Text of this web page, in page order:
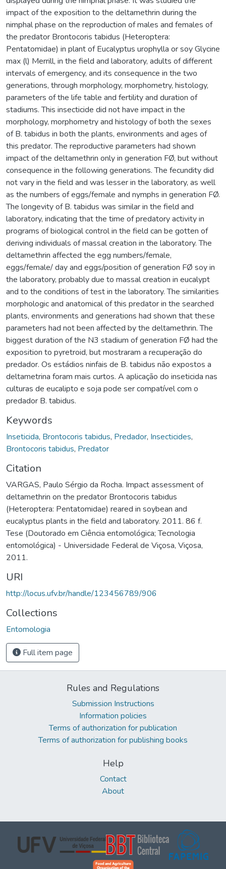
impact of the exposition to the deltamethrin during the
nimphal phase on the reproduction of males and females of
the predator Brontocoris tabidus (Heteroptera:
Pentatomidae) in plant of Eucalyptus urophylla or soy Glycine
max (l) Merrill, in the field and laboratory, adults of different
intervals of emergency, and its consequence in the two
generations, through morphology, morphometry, histology,
parameters of the life table and fertility and duration of
stadiums. This insecticide did not have impact in the
morphology, morphometry and histology of both the sexes
of B. tabidus in both the plants, environments and ages of
this predator. The reproductive parameters had shown
impact of the deltamethrin only in generation FØ, but without
consequence in the following generations. The fecundity did
not vary in the field and was lesser in the laboratory, as well
as the numbers of eggs/female and nymphs in generation FØ.
The longevity of B. tabidus was similar in the field and
laboratory, indicating that the time of predatory activity in
programs of biological control in the field can be gotten of
deriving individuals of massal creation in the laboratory. The
deltamethrin affected the egg numbers/female,
eggs/female/ day and eggs/position of generation FØ soy in
the laboratory, probably due to massal creation in eucalypt
and to the conditions of test in the laboratory. The similarities
morphologic and anatomical of this predator in the searched
plants, environments and generations had shown that these
parameters had not been affected by the deltamethrin. The
biggest duration of the N3 stadium of generation FØ had the
exposition to pyretroid, but mostraram a recuperação do
predador. Os estádios ninfais de B. tabidus não expostos a
deltametrina foram mais curtos. A aplicação do inseticida nas
culturas de eucalipto e soja pode ser compatível com o
predador B. tabidus.
Keywords
Inseticida, Brontocoris tabidus, Predador, Insecticides,
Brontocoris tabidus, Predator
Citation
VARGAS, Paulo Sérgio da Rocha. Impact assessment of
deltamethrin on the predator Brontocoris tabidus
(Heteroptera: Pentatomidae) reared in soybean and
eucalyptus plants in the field and laboratory. 2011. 86 f.
Tese (Doutorado em Ciência entomológica; Tecnologia
entomológica) - Universidade Federal de Viçosa, Viçosa,
2011.
URI
http://locus.ufv.br/handle/123456789/906
Collections
Entomologia
Full item page
Rules and Regulations
Submission Instructions
Information policies
Terms of authorization for publication
Terms of authorization for publishing books
Help
Contact
About